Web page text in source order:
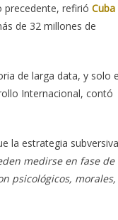
precedente, refirió Cuba
de 32 millones de
de larga data, y solo
Internacional, contó
la estrategia subversiva
medirse en fase de
psicológicos, morales,